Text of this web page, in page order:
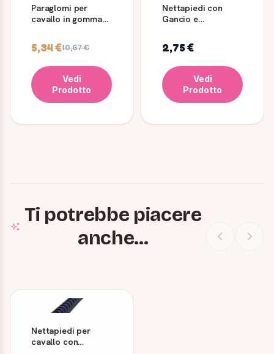
Paraglomi per
cavallo in gomma
5,34 €10,67 €
Vedi
Prodotto
Nettapiedi con
Gancio e
2,75 €
Vedi
Prodotto
Ti potrebbe piacere
anche...
Nettapiedi per
cavallo con